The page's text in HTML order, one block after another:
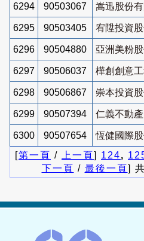
6294 90503067 嵩迅股份
6295 90503405 宥陞投資
6296 90504880 亞洲美粉
6297 90506037 樺創創意
6298 90506867 崇本投資
6299 90507394 仁義不動
6300 90507654
恆健國際
[第一頁 / 上一頁] 124,
下一頁 / 最後一頁]